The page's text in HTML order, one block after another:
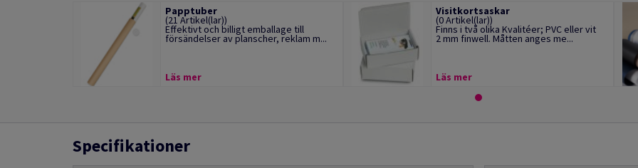
Papptuber
(21 Artikel(lar))
Effektivt och billigt emballage till
försändelser av planscher, reklam m...
Läs mer
Visitkortsaskar
(0 Artikel(lar))
Finns i två olika Kvalitéer; PVC eller vit
2 mm finwell. Måtten anges me...
Läs mer
Specifikationer